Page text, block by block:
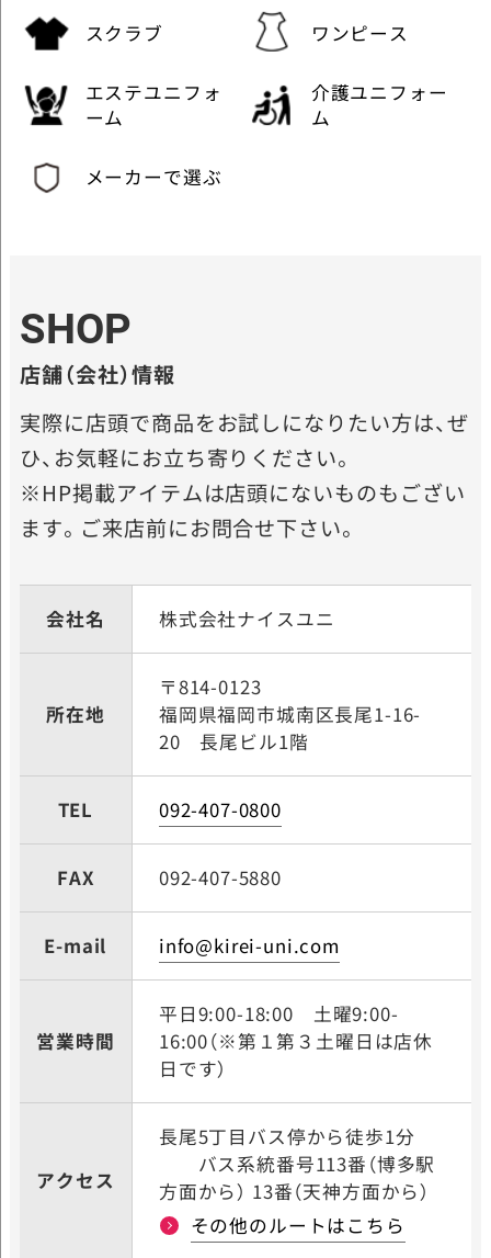
スクラブ ワンピース
エステユニフォ
ーム
介護ユニフォー
ム
メーカーで選ぶ
SHOP
店舗（会社）情報
実際に店頭で商品をお試しになりたい方は、ぜ
ひ、お気軽にお立ち寄りください。
※HP掲載アイテムは店頭にないものもござい
ます。ご来店前にお問合せ下さい。
会社名 株式会社ナイスユニ
所在地
〒814-0123
福岡県福岡市城南区長尾1-16-
20 長尾ビル1階
TEL 092-407-0800
FAX 092-407-5880
E-mail info@kirei-uni.com
営業時間
平日9:00-18:00 土曜9:00-
16:00（※第１第３土曜日は店休
日です）
アクセス
長尾5丁目バス停から徒歩1分
バス系統番号113番（博多駅
方面から） 13番（天神方面から）
その他のルートはこちら